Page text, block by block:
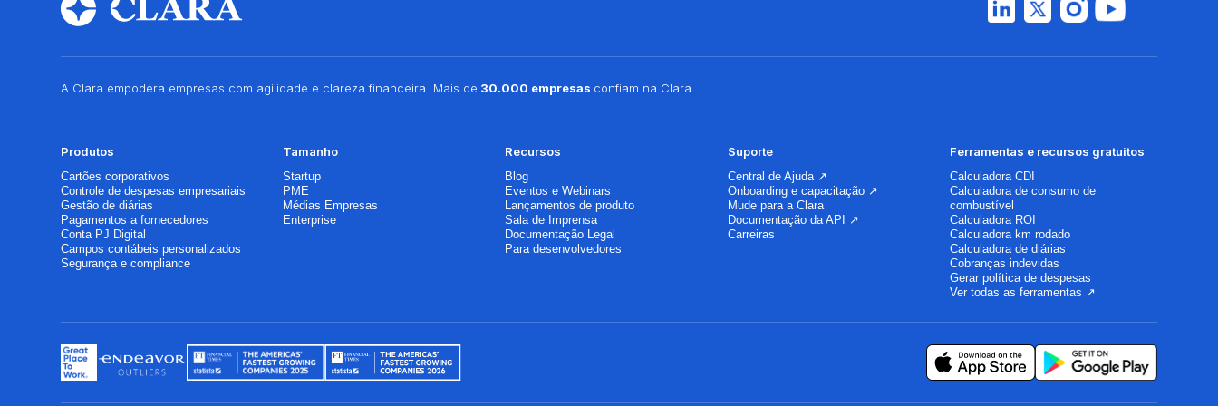
A Clara empodera empresas com agilidade e clareza financeira. Mais de 30.000 empresas confiam na Clara.
Produtos
Cartões corporativos
Controle de despesas empresariais
Gestão de diárias
Pagamentos a fornecedores
Conta PJ Digital
Campos contábeis personalizados
Segurança e compliance
Tamanho
Startup
PME
Médias Empresas
Enterprise
Recursos
Blog
Eventos e Webinars
Lançamentos de produto
Sala de Imprensa
Documentação Legal
Para desenvolvedores
Suporte
Central de Ajuda ↗
Onboarding e capacitação ↗
Mude para a Clara
Documentação da API ↗
Carreiras
Ferramentas e recursos gratuitos
Calculadora CDI
Calculadora de consumo de
combustível
Calculadora ROI
Calculadora km rodado
Calculadora de diárias
Cobranças indevidas
Gerar política de despesas
Ver todas as ferramentas ↗